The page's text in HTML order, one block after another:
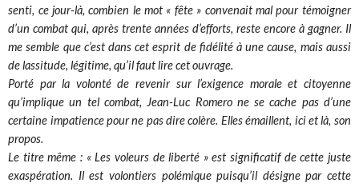
senti, ce jour-là, combien le mot « fête » convenait mal pour témoigner
d’un combat qui, après trente années d’efforts, reste encore à gagner. Il
me semble que c’est dans cet esprit de fidélité à une cause, mais aussi
de lassitude, légitime, qu’il faut lire cet ouvrage.
Porté par la volonté de revenir sur l’exigence morale et citoyenne
qu’implique un tel combat, Jean-Luc Romero ne se cache pas d’une
certaine impatience pour ne pas dire colère. Elles émaillent, ici et là, son
propos.
Le titre même : « Les voleurs de liberté » est significatif de cette juste
exaspération. Il est volontiers polémique puisqu’il désigne par cette